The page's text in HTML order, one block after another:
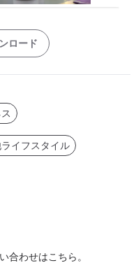
ロード
イフスタイル
合わせはこちら。